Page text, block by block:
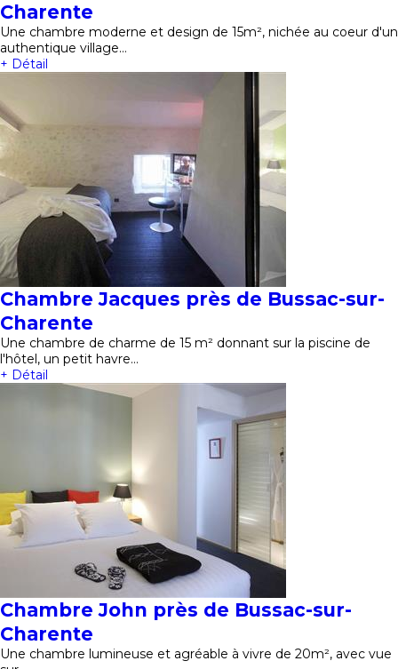
Charente
Une chambre moderne et design de 15m², nichée au coeur d'un
authentique village…
+ Détail
Chambre Jacques près de Bussac-sur-
Charente
Une chambre de charme de 15 m² donnant sur la piscine de
l'hôtel, un petit havre…
+ Détail
Chambre John près de Bussac-sur-
Charente
Une chambre lumineuse et agréable à vivre de 20m², avec vue